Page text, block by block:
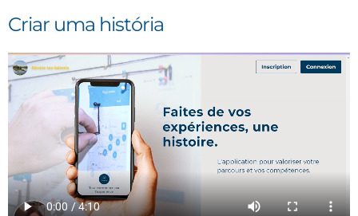
Criar uma história